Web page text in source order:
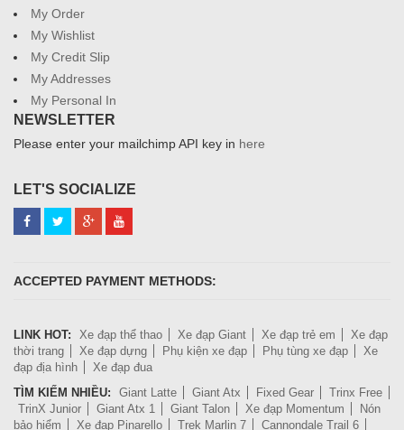
My Order
My Wishlist
My Credit Slip
My Addresses
My Personal In
NEWSLETTER
Please enter your mailchimp API key in here
LET'S SOCIALIZE
ACCEPTED PAYMENT METHODS:
LINK HOT: Xe đạp thể thao Xe đạp Giant Xe đạp trẻ em
Xe đạp
thời trang
Xe đạp dựng Phụ kiện xe đạp Phụ tùng xe đạp
Xe
đạp địa hình
Xe đạp đua
TÌM KIẾM NHIỀU:
Giant Latte Giant Atx Fixed Gear
Trinx Free
TrinX Junior
Giant Atx 1 Giant Talon Xe đạp Momentum
Nón
bảo hiểm
Xe đạp Pinarello Trek Marlin 7 Cannondale Trail 6